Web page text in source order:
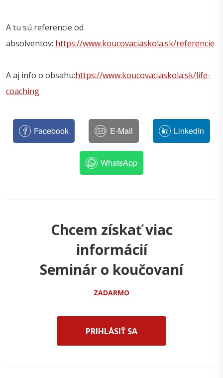
A tu sú referencie od
absolventov: https://www.koucovaciaskola.sk/referencie
A aj info o obsahu:https://www.koucovaciaskola.sk/life-
coaching
Facebook E-Mail LinkedIn
WhatsApp
Chcem získať viac
informácií
Seminár o koučovaní
ZADARMO
PRIHLÁSIŤ SA